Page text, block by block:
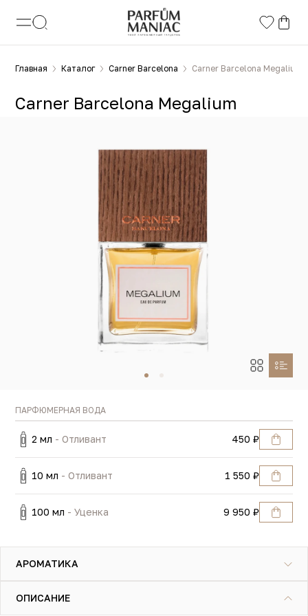
Главная Каталог Carner Barcelona Carner Barcelona Megalium
Carner Barcelona Megalium
ПАРФЮМЕРНАЯ ВОДА
2 мл - Отливант 450 ₽
10 мл - Отливант 1 550 ₽
100 мл - Уценка 9 950 ₽
АРОМАТИКА
ОПИСАНИЕ